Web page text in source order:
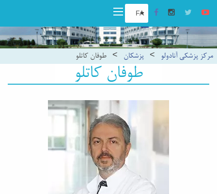
مرکز پزشکی آنادولو > پزشکان > طوفان کاتلو
طوفان کاتلو